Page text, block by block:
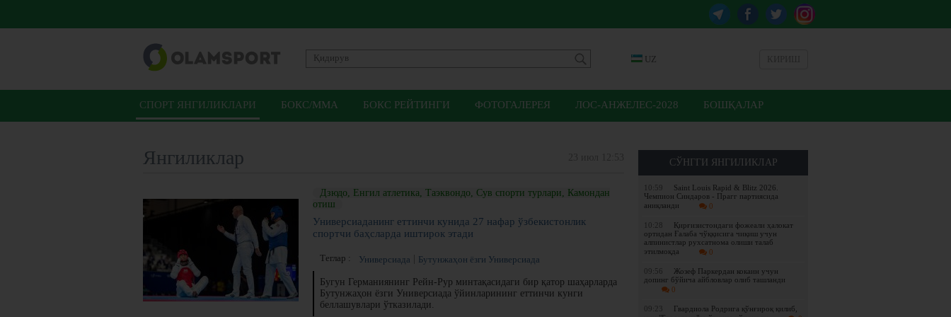
UZ
СПОРТ ЯНГИЛИКЛАРИ БОКС/ММА БОКС РЕЙТИНГИ ФОТОГАЛЕРЕЯ ЛОС-АНЖЕЛЕС-2028 БОШҚАЛАР
СЎНГГИ ЯНГИЛИКЛАР
10:59
Saint Louis Rapid & Blitz 2026.
Чемпион Синдаров - Прагг партиясида
аниқланди
0
10:28
Қирғизистондаги фожеали ҳалокат
ортидан Ғалаба чўққисига чиқиш учун
алпинистлар рухсатнома олиши талаб
этилмоқда
0
09:56
Жозеф Паркердан кокаин учун
допинг бўйича айбловлар олиб ташланди
0
09:23
Гвардиола Родрига қўнғироқ қилиб,
Янгиликлар
Дзюдо, Енгил атлетика, Таэквондо, Сув спорти турлари, Камондан
отиш
Универсиаданинг еттинчи кунида 27 нафар ўзбекистонлик
спортчи баҳсларда иштирок этади
Теглар : Универсиада Бутунжаҳон ёзги Универсиада
Бугун Германиянинг Рейн-Рур минтақасидаги бир қатор шаҳарларда
Бутунжаҳон ёзги Универсиада ўйинларининг еттинчи кунги
беллашувлари ўтказилади.